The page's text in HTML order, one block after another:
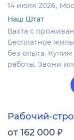
14 июля 2026
Наш Штат
Вахта с
Бесплатное
без опыта.
работы. Звони
Рабочий-
от 162 000 ₽